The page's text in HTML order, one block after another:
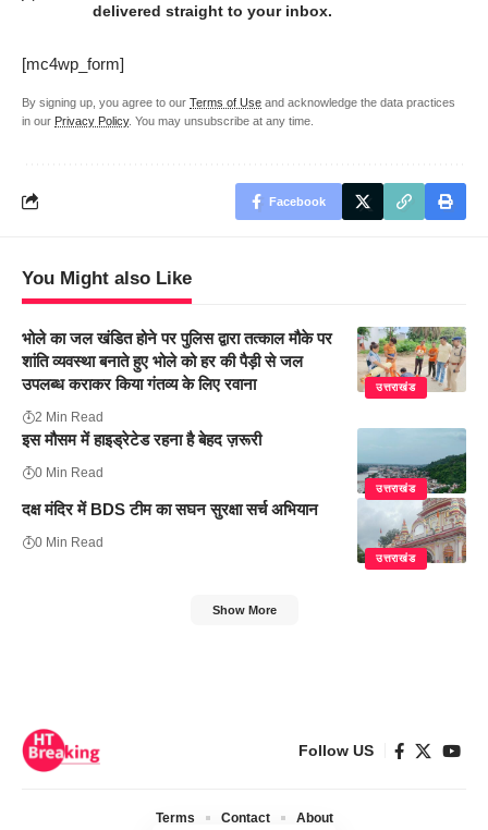
delivered straight to your inbox.
[mc4wp_form]
By signing up, you agree to our Terms of Use and acknowledge the data practices
in our Privacy Policy. You may unsubscribe at any time.
Facebook
You Might also Like
उत्तराखंड
भोले का जल खंडित होने पर पुलिस द्वारा तत्काल मौके पर
शांति व्यवस्था बनाते हुए भोले को हर की पैड़ी से जल
उपलब्ध कराकर किया गंतव्य के लिए रवाना
2 Min Read
उत्तराखंड
इस मौसम में हाइड्रेटेड रहना है बेहद ज़रूरी
0 Min Read
उत्तराखंड
दक्ष मंदिर में BDS टीम का सघन सुरक्षा सर्च अभियान
0 Min Read
Show More
Follow US
Terms Contact About